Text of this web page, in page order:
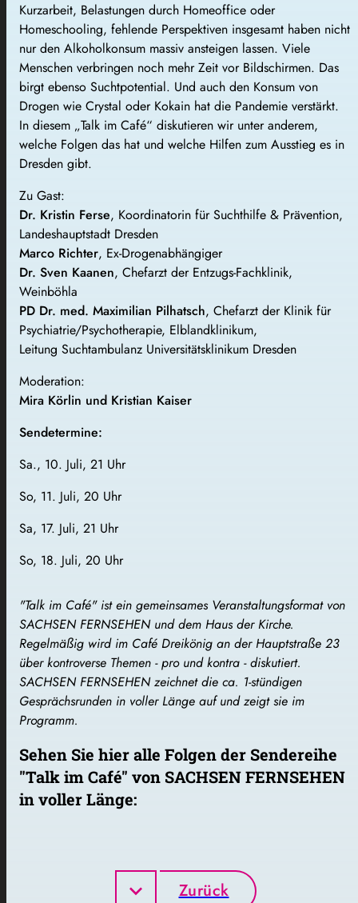
Kurzarbeit, Belastungen durch Homeoffice oder
Homeschooling, fehlende Perspektiven insgesamt haben nicht
nur den Alkoholkonsum massiv ansteigen lassen. Viele
Menschen verbringen noch mehr Zeit vor Bildschirmen. Das
birgt ebenso Suchtpotential. Und auch den Konsum von
Drogen wie Crystal oder Kokain hat die Pandemie verstärkt.
In diesem „Talk im Café“ diskutieren wir unter anderem,
welche Folgen das hat und welche Hilfen zum Ausstieg es in
Dresden gibt.
Zu Gast:
Dr. Kristin Ferse, Koordinatorin für Suchthilfe & Prävention,
Landeshauptstadt Dresden
Marco Richter, Ex-Drogenabhängiger
Dr. Sven Kaanen, Chefarzt der Entzugs-Fachklinik,
Weinböhla
PD Dr. med. Maximilian Pilhatsch, Chefarzt der Klinik für
Psychiatrie/Psychotherapie, Elblandklinikum,
Leitung Suchtambulanz Universitätsklinikum Dresden
Moderation:
Mira Körlin und Kristian Kaiser
Sendetermine:
Sa., 10. Juli, 21 Uhr
So, 11. Juli, 20 Uhr
Sa, 17. Juli, 21 Uhr
So, 18. Juli, 20 Uhr
"Talk im Café" ist ein gemeinsames Veranstaltungsformat von
SACHSEN FERNSEHEN und dem Haus der Kirche.
Regelmäßig wird im Café Dreikönig an der Hauptstraße 23
über kontroverse Themen - pro und kontra - diskutiert.
SACHSEN FERNSEHEN zeichnet die ca. 1-stündigen
Gesprächsrunden in voller Länge auf und zeigt sie im
Programm.
Sehen Sie hier alle Folgen der Sendereihe
"Talk im Café" von SACHSEN FERNSEHEN
in voller Länge:
Zurück